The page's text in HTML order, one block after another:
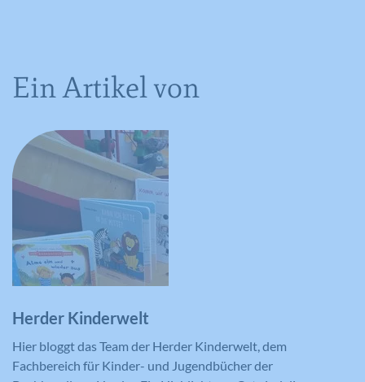
Ein Artikel von
Herder Kinderwelt
Hier bloggt das Team der Herder Kinderwelt, dem
Fachbereich für Kinder- und Jugendbücher der